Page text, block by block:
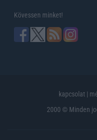
Kövessen minket!
kapcsolat |
2000 © Minden